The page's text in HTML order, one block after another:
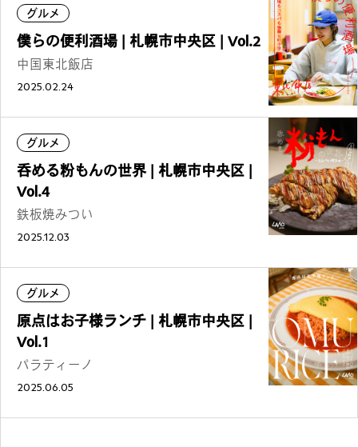
グルメ
僕らの便利酒場 | 札幌市中央区 | Vol.2
中国東北飯店
2025.02.24
グルメ
呑める粉もんの世界 | 札幌市中央区 |
Vol.4
鉄板焼みつい
2025.12.03
グルメ
原点はお子様ランチ | 札幌市中央区 |
Vol.1
パラティーノ
2025.06.05